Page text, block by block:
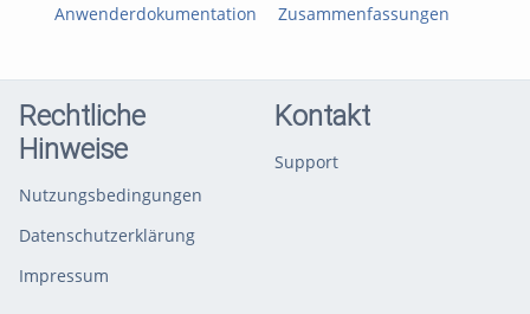
Anwenderdokumentation
Zusammenfassungen
JAPAN
Rechtliche
Hinweise
Nutzungsbedingungen
Datenschutzerklärung
Impressum
Kontakt
Support